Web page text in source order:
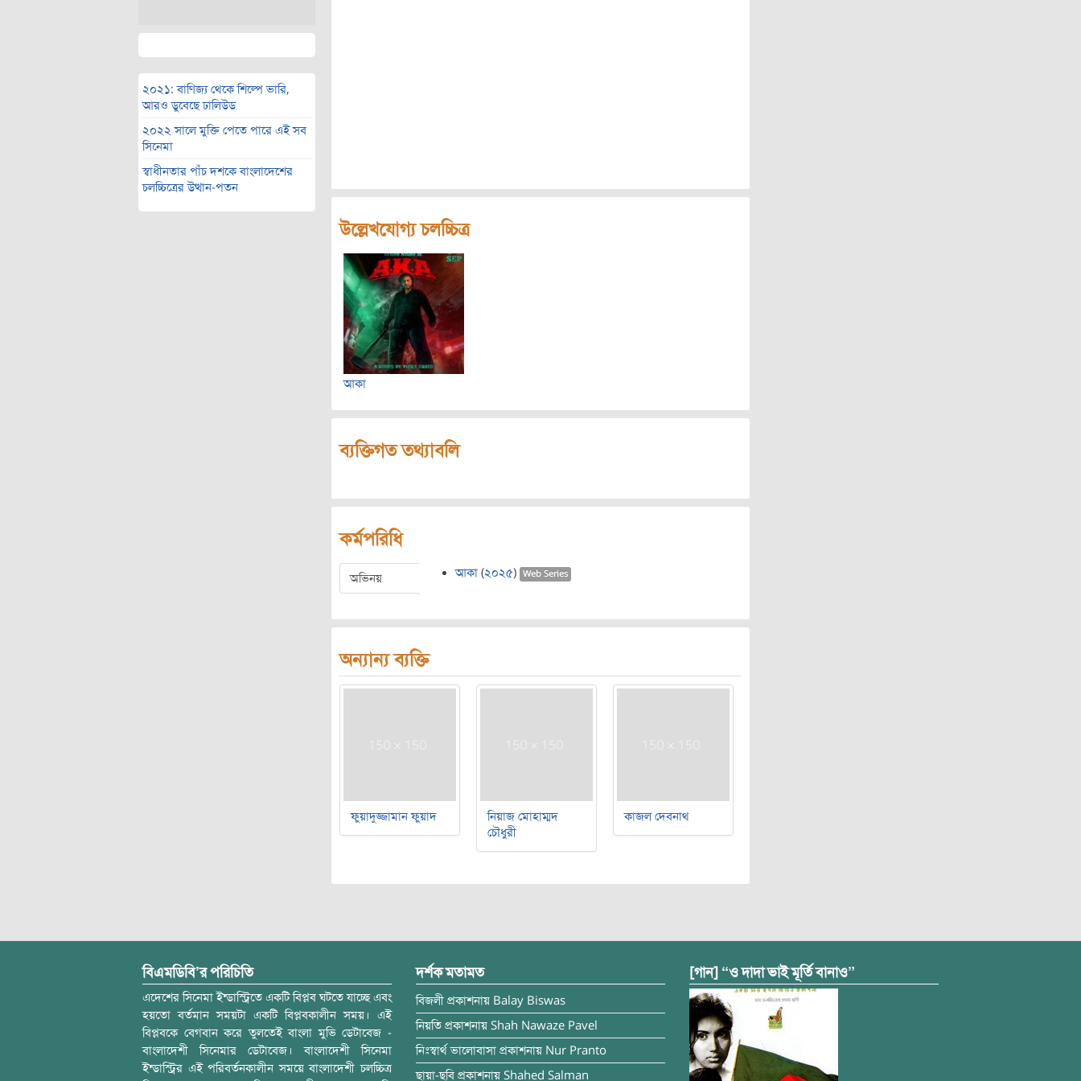
২০২১: বাণিজ্য থেকে শিল্পে ভারি,
আরও ডুবেছে ঢালিউড
২০২২ সালে মুক্তি পেতে পারে এই সব
সিনেমা
স্বাধীনতার পাঁচ দশকে বাংলাদেশের
চলচ্চিত্রের উত্থান-পতন
উল্লেখযোগ্য চলচ্চিত্র
আকা
ব্যক্তিগত তথ্যাবলি
কর্মপরিধি
অভিনয় আকা (২০২৫) Web Series
অন্যান্য ব্যক্তি
ফুয়াদুজ্জামান ফুয়াদ
নিয়াজ মোহাম্মদ
চৌধুরী
কাজল দেবনাথ
বিএমডিবি’র পরিচিতি
এদেশের সিনেমা ইন্ডাস্ট্রিতে একটি বিপ্লব ঘটতে যাচ্ছে এবং
হয়তো বর্তমান সময়টা একটি বিপ্লবকালীন সময়। এই
বিপ্লবকে বেগবান করে তুলতেই বাংলা মুভি ডেটাবেজ -
বাংলাদেশী সিনেমার ডেটাবেজ। বাংলাদেশী সিনেমা
ইন্ডাস্ট্রির এই পরিবর্তনকালীন সময়ে বাংলাদেশী চলচ্চিত্র
দর্শক মতামত
বিজলী প্রকাশনায় Balay Biswas
নিয়তি প্রকাশনায় Shah Nawaze Pavel
নিঃস্বার্থ ভালোবাসা প্রকাশনায় Nur Pranto
ছায়া-ছবি প্রকাশনায় Shahed Salman
[গান] “ও দাদা ভাই মূর্তি বানাও”